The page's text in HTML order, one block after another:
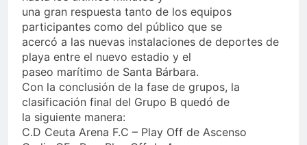
una gran respuesta tanto de los equipos
participantes como del público que se
acercó a las nuevas instalaciones de deportes de
playa entre el nuevo estadio y el
paseo marítimo de Santa Bárbara.
Con la conclusión de la fase de grupos, la
clasificación final del Grupo B quedó de
la siguiente manera:
C.D Ceuta Arena F.C – Play Off de Ascenso